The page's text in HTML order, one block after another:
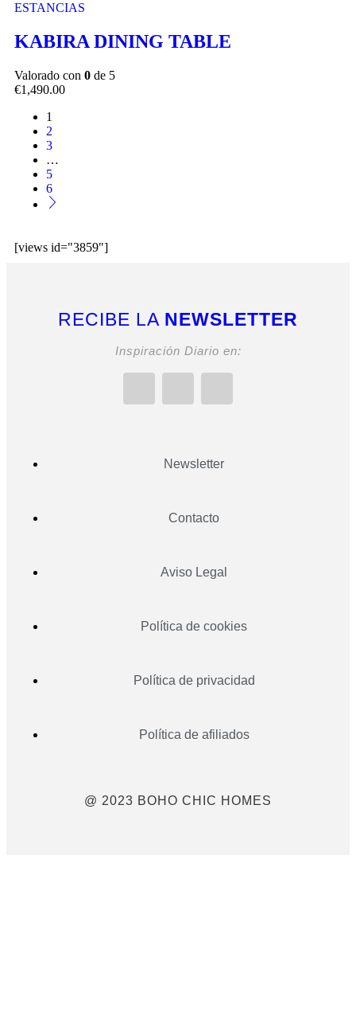
ESTANCIAS
KABIRA DINING TABLE
Valorado con 0 de 5
€1,490.00
1
2
3
…
5
6
[views id="3859"]
RECIBE LA NEWSLETTER
Inspiración Diario en:
Newsletter
Contacto
Aviso Legal
Política de cookies
Política de privacidad
Política de afiliados
@ 2023 BOHO CHIC HOMES